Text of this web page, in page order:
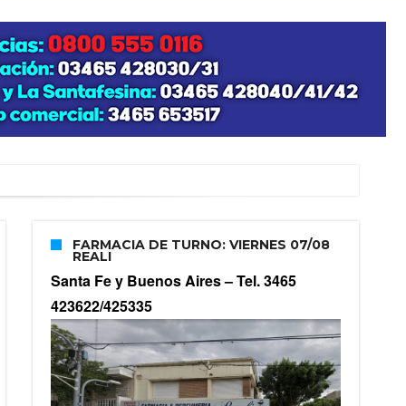
FARMACIA DE TURNO: VIERNES 07/08
REALI
Santa Fe y Buenos Aires –Tel. 3465
423622/425335